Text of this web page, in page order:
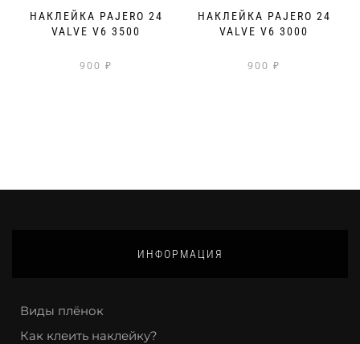
НАКЛЕЙКА PAJERO 24
VALVE V6 3500
900 ₽
НАКЛЕЙКА PAJERO 24
VALVE V6 3000
900 ₽
ИНФОРМАЦИЯ
Виды плёнок
Как клеить наклейку?